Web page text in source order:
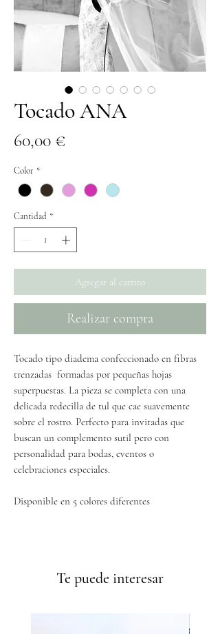
Tocado ANA
60,00 €
Color *
Cantidad *
Agregar al carrito
Realizar compra
Tocado tipo diadema confeccionado en fibras
trenzadas formadas por pequeñas hojas
superpuestas. La pieza se completa con una
delicada redecilla de tul que cae suavemente
sobre el rostro. Perfecto para invitadas que
buscan un complemento sutil pero con
personalidad para bodas, eventos o
celebraciones especiales.
Disponible en 5 colores diferentes
Te puede interesar